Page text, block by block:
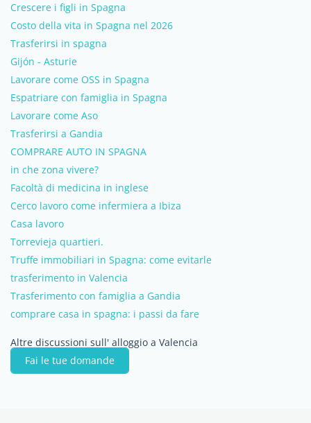
Crescere i figli in Spagna
Costo della vita in Spagna nel 2026
Trasferirsi in spagna
Gijón - Asturie
Lavorare come OSS in Spagna
Espatriare con famiglia in Spagna
Lavorare come Aso
Trasferirsi a Gandia
COMPRARE AUTO IN SPAGNA
in che zona vivere?
Facoltà di medicina in inglese
Cerco lavoro come infermiera a Ibiza
Casa lavoro
Torrevieja quartieri.
Truffe immobiliari in Spagna: come evitarle
trasferimento in Valencia
Trasferimento con famiglia a Gandia
comprare casa in spagna: i passi da fare
Altre discussioni sull' alloggio a Valencia
Fai le tue domande